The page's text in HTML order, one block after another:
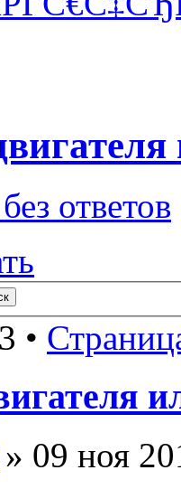
ответов
•
» 09 ноя